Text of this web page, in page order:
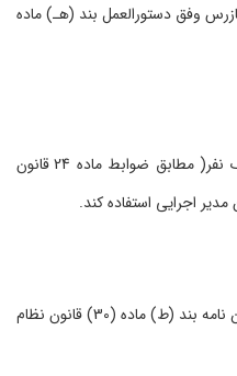
وفق دستورالعمل بند (ﻫـ) ماده
هیات مدیره مکلف است از خدمات یک نفر( مطابق ضوابط ماده 24 قانون
اجرایی استفاده کند.
ماده 14-کمیسیون‏های اتحادیه مطابق آیین نامه بند (ط) ماده (30) قانون نظام